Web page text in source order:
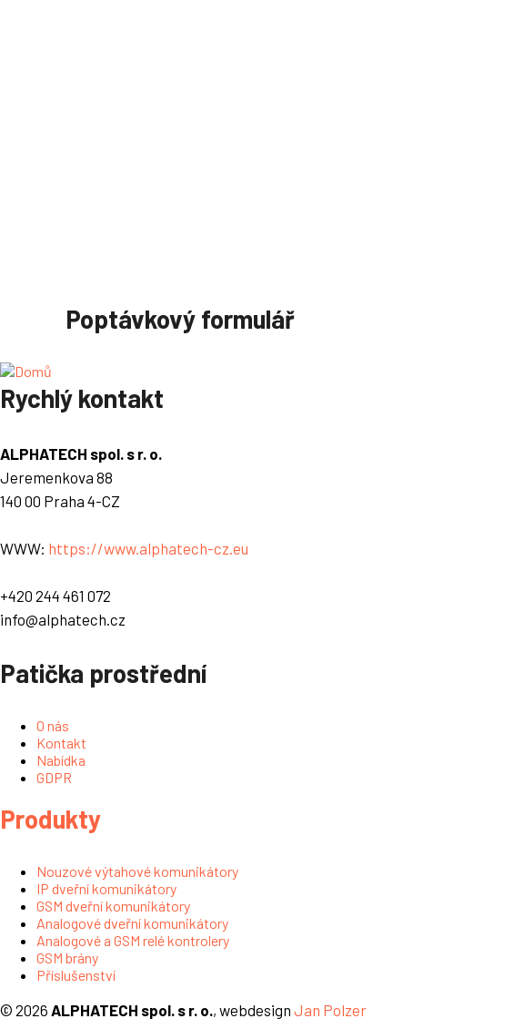
Poptávkový formulář
Rychlý kontakt
ALPHATECH spol. s r. o.
Jeremenkova 88
140 00 Praha 4-CZ
WWW: https://www.alphatech-cz.eu
+420 244 461 072
info@alphatech.cz
Patička prostřední
O nás
Kontakt
Nabídka
GDPR
Produkty
Nouzové výtahové komunikátory
IP dveřní komunikátory
GSM dveřní komunikátory
Analogové dveřní komunikátory
Analogové a GSM relé kontrolery
GSM brány
Příslušenství
© 2026 ALPHATECH spol. s r. o., webdesign Jan Polzer